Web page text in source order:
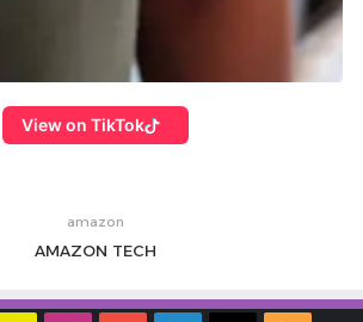
View on TikTok
amazon
AMAZON TECH